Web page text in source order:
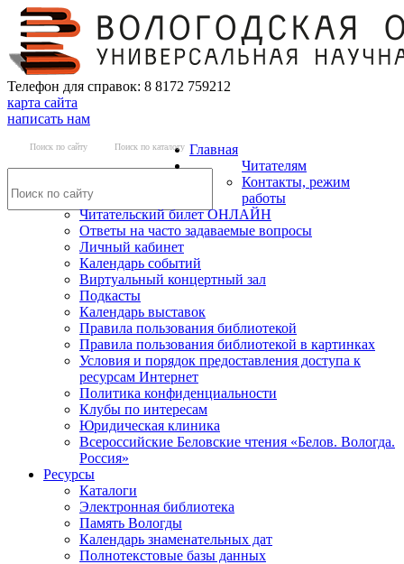
Телефон для справок: 8 8172 759212
карта сайта
написать нам
Поиск по сайту Поиск по каталогу Главная
Читателям
Контакты, режим
работы
Читательский билет ОНЛАЙН
Ответы на часто задаваемые вопросы
Личный кабинет
Календарь событий
Виртуальный концертный зал
Подкасты
Календарь выставок
Правила пользования библиотекой
Правила пользования библиотекой в картинках
Условия и порядок предоставления доступа к
ресурсам Интернет
Политика конфиденциальности
Клубы по интересам
Юридическая клиника
Всероссийские Беловские чтения «Белов. Вологда.
Россия»
Ресурсы
Каталоги
Электронная библиотека
Память Вологды
Календарь знаменательных дат
Полнотекстовые базы данных